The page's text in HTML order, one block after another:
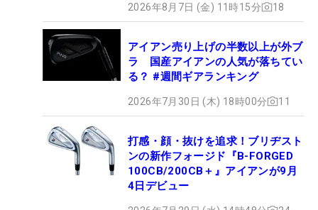
2026年8月7日 (金) 11時15分 18
アイアン売り上げの半数以上が外ブ
ラ 国産アイアンの人気が落ちてい
る？ #週間ギアランキング
2026年7月30日 (木) 18時00分 11
打感・顔・抜けを追求！ブリヂスト
ンの新作フォージド『B-FORGED
100CB/200CB＋』アイアンが9月
4日デビュー